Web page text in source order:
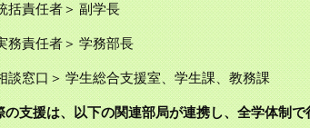
括責任者＞ 副学長
務責任者＞ 学務部長
談窓口＞ 学生総合支援室、学生課、教務課
の支援は、以下の関連部局が連携し、全学体制で